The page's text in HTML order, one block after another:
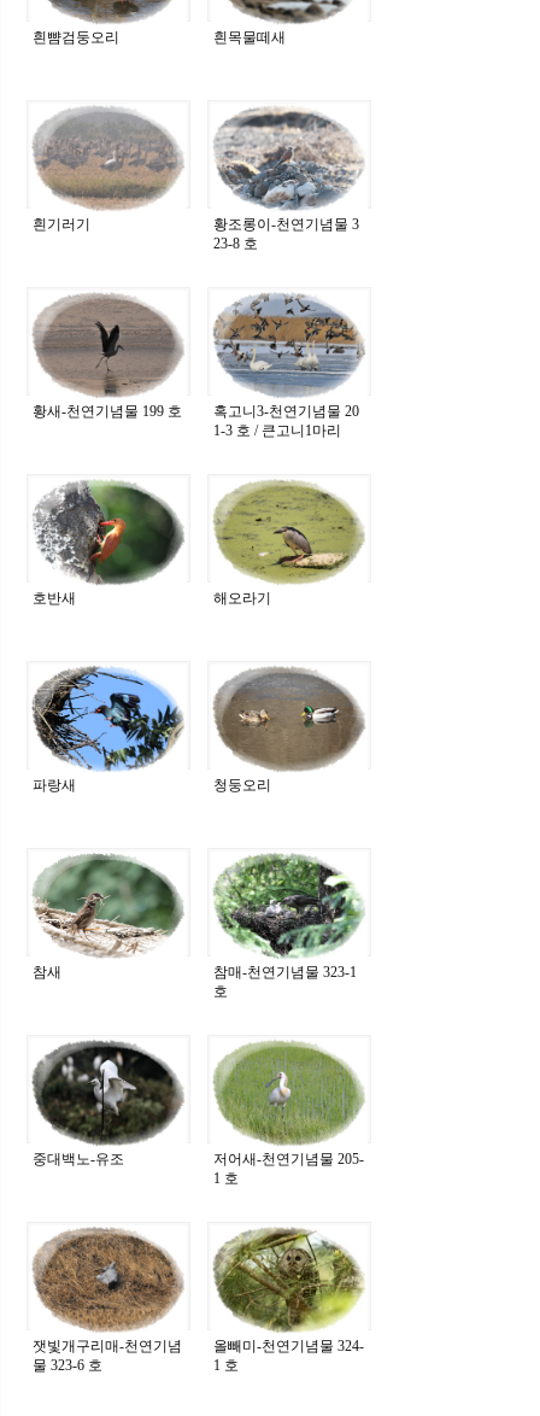
흰뺨검둥오리 흰목물떼새
흰기러기
황조롱이-천연기념물 3
23-8 호
황새-천연기념물 199 호
혹고니3-천연기념물 20
1-3 호 / 큰고니1마리
호반새 해오라기
파랑새 청둥오리
참새
참매-천연기념물 323-1
호
중대백노-유조
저어새-천연기념물 205-
1 호
잿빛개구리매-천연기념
물 323-6 호
올빼미-천연기념물 324-
1 호